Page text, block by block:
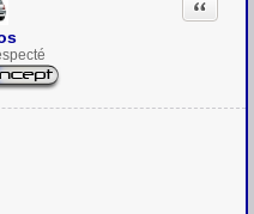
Citation